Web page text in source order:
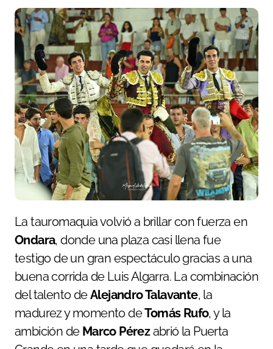
La tauromaquia volvió a brillar con fuerza en
Ondara, donde una plaza casi llena fue
testigo de un gran espectáculo gracias a una
buena corrida de Luis Algarra. La combinación
del talento deAlejandro Talavante, la
madurez y momento deTomás Rufo, y la
ambición de Marco Pérezabrió la Puerta